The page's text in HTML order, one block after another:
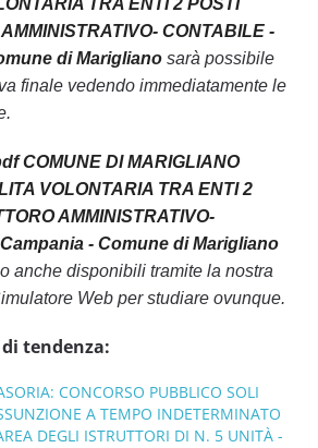
TRA ENTI 2 POSTI
CONTABILE -
di Marigliano sarà possibile
finale vedendo immediatamente le
COMUNE DI MARIGLIANO
VOLONTARIA TRA ENTI 2
AMMINISTRATIVO-
- Comune di Marigliano
anche disponibili tramite la nostra
Web per studiare ovunque.
tendenza:
CONCORSO PUBBLICO SOLI
A TEMPO INDETERMINATO
DEGLI ISTRUTTORI DI N. 5 UNITÀ -